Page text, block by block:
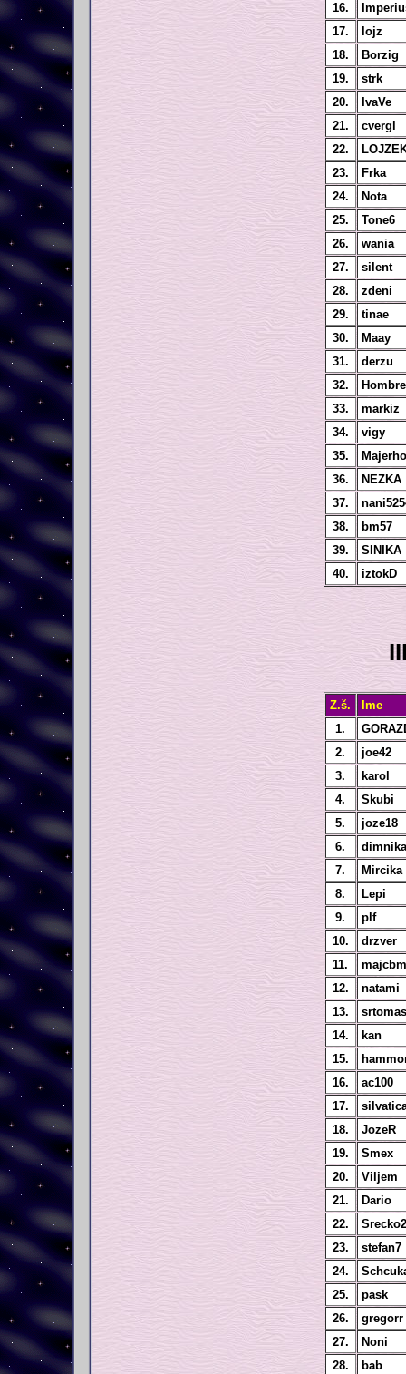
16.
17.
lojz
18.
Borzig
19.
strk
20.
IvaVe
21.
cvergl
22.
23.
Frka
24.
Nota
25.
Tone6
26.
wania
27.
silent
28.
zdeni
29.
tinae
30.
Maay
31.
derzu
32.
Hombre
33.
markiz
34.
vigy
35.
36.
NEZKA
37.
38.
bm57
39.
SINIKA
40.
iztokD
Z.š.
Ime
1.
2.
joe42
3.
karol
4.
Skubi
5.
joze18
6.
7.
Mircika
8.
Lepi
9.
plf
10.
drzver
11.
majcbm
12.
natami
13.
srtomas
14.
kan
15.
16.
ac100
17.
18.
JozeR
19.
Smex
20.
Viljem
21.
Dario
22.
Srecko2
23.
stefan7
24.
25.
pask
26.
gregorr
27.
Noni
28.
bab